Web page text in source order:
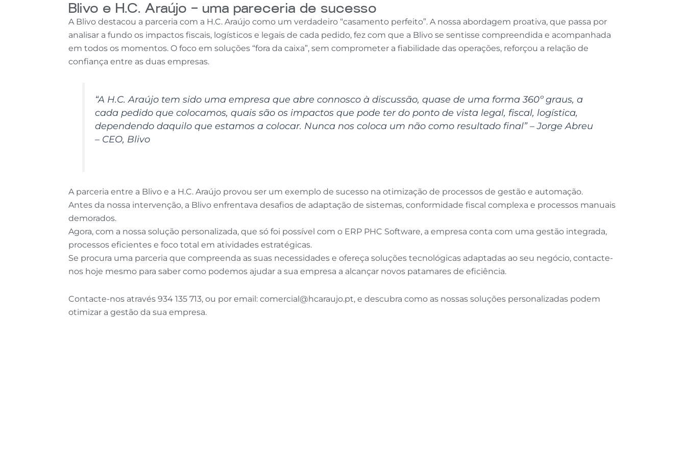
Blivo e H.C. Araújo – uma pareceria de sucesso
A Blivo destacou a parceria com a H.C. Araújo como um verdadeiro “casamento perfeito”. A nossa abordagem proativa, que passa por
analisar a fundo os impactos fiscais, logísticos e legais de cada pedido, fez com que a Blivo se sentisse compreendida e acompanhada
em todos os momentos. O foco em soluções “fora da caixa”, sem comprometer a fiabilidade das operações, reforçou a relação de
confiança entre as duas empresas.
“A H.C. Araújo tem sido uma empresa que abre connosco à discussão, quase de uma forma 360º graus, a
cada pedido que colocamos, quais são os impactos que pode ter do ponto de vista legal, fiscal, logística,
dependendo daquilo que estamos a colocar. Nunca nos coloca um não como resultado final” – Jorge Abreu
– CEO, Blivo
A parceria entre a Blivo e a H.C. Araújo provou ser um exemplo de sucesso na otimização de processos de gestão e automação.
Antes da nossa intervenção, a Blivo enfrentava desafios de adaptação de sistemas, conformidade fiscal complexa e processos manuais
demorados.
Agora, com a nossa solução personalizada, que só foi possível com o ERP PHC Software, a empresa conta com uma gestão integrada,
processos eficientes e foco total em atividades estratégicas.
Se procura uma parceria que compreenda as suas necessidades e ofereça soluções tecnológicas adaptadas ao seu negócio, contacte-
nos hoje mesmo para saber como podemos ajudar a sua empresa a alcançar novos patamares de eficiência.
Contacte-nos através 934 135 713, ou por email:comercial@hcaraujo.pt, e descubra como as nossas soluções personalizadas podem
otimizar a gestão da sua empresa.